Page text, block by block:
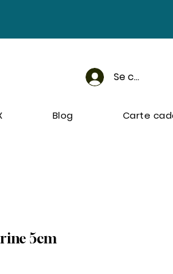
Se connecter
Blog Carte
5cm